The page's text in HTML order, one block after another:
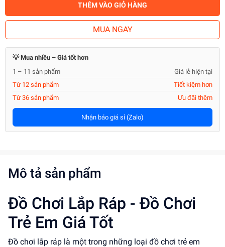
THÊM VÀO GIỎ HÀNG
MUA NGAY
💡 Mua nhiều – Giá tốt hơn
1 – 11 sản phẩm
Giá lẻ hiện tại
Từ 12 sản phẩm
Tiết kiệm hơn
Từ 36 sản phẩm
Ưu đãi thêm
Nhận báo giá sỉ (Zalo)
Mô tả sản phẩm
Đồ Chơi Lắp Ráp - Đồ Chơi
Trẻ Em Giá Tốt
Đồ chơi lắp ráp là một trong những loại đồ chơi trẻ em